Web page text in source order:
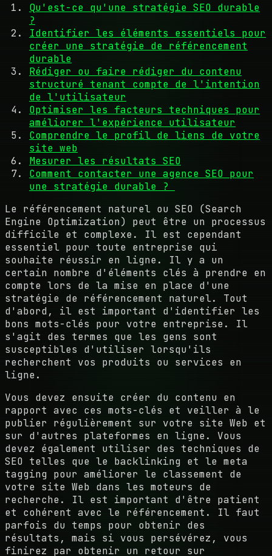
Qu'est-ce qu'une stratégie SEO durable
?
Identifier les éléments essentiels pour
créer une stratégie de référencement
durable
Rédiger ou faire rédiger du contenu
structuré tenant compte de l'intention
de l'utilisateur
Optimiser les facteurs techniques pour
améliorer l'expérience utilisateur
Comprendre le profil de liens de votre
site web
Mesurer les résultats SEO
Comment contacter une agence SEO pour
une stratégie durable ?
Le référencement naturel ou SEO (Search
Engine Optimization) peut être un processus
difficile et complexe. Il est cependant
essentiel pour toute entreprise qui
souhaite réussir en ligne. Il y a un
certain nombre d'éléments clés à prendre en
compte lors de la mise en place d'une
stratégie de référencement naturel. Tout
d'abord, il est important d'identifier les
bons mots-clés pour votre entreprise. Il
s'agit des termes que les gens sont
susceptibles d'utiliser lorsqu'ils
recherchent vos produits ou services en
ligne.
Vous devez ensuite créer du contenu en
rapport avec ces mots-clés et veiller à le
publier régulièrement sur votre site Web et
sur d'autres plateformes en ligne. Vous
devez également utiliser des techniques de
SEO telles que le backlinking et le meta
tagging pour améliorer le classement de
votre site Web dans les moteurs de
recherche. Il est important d'être patient
et cohérent avec le référencement. Il faut
parfois du temps pour obtenir des
résultats, mais si vous persévérez, vous
finirez par obtenir un retour sur